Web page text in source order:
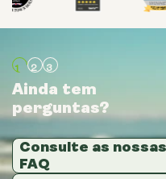
Ainda tem
perguntas?
Consulte as nossas
FAQ
Ainda tem
perguntas?
Consulte as nossas
FAQ
Ainda tem
perguntas?
Consulte as nossas
FAQ